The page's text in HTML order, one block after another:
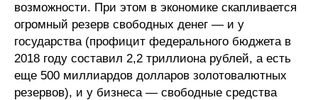
Семинары
Энергетический семинар
Российско-французский семинар
возможности. При этом в экономике скапливается
огромный резерв свободных денег — и у
государства (профицит федерального бюджета в
2018 году составил 2,2 триллиона рублей, а есть
еще 500 миллиардов долларов золотовалютных
резервов), и у бизнеса — свободные средства